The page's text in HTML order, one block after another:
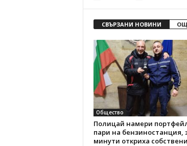
СВЪРЗАНИ НОВИНИ
Общество
Полицай намери
пари на бензиностанция,
минути откриха